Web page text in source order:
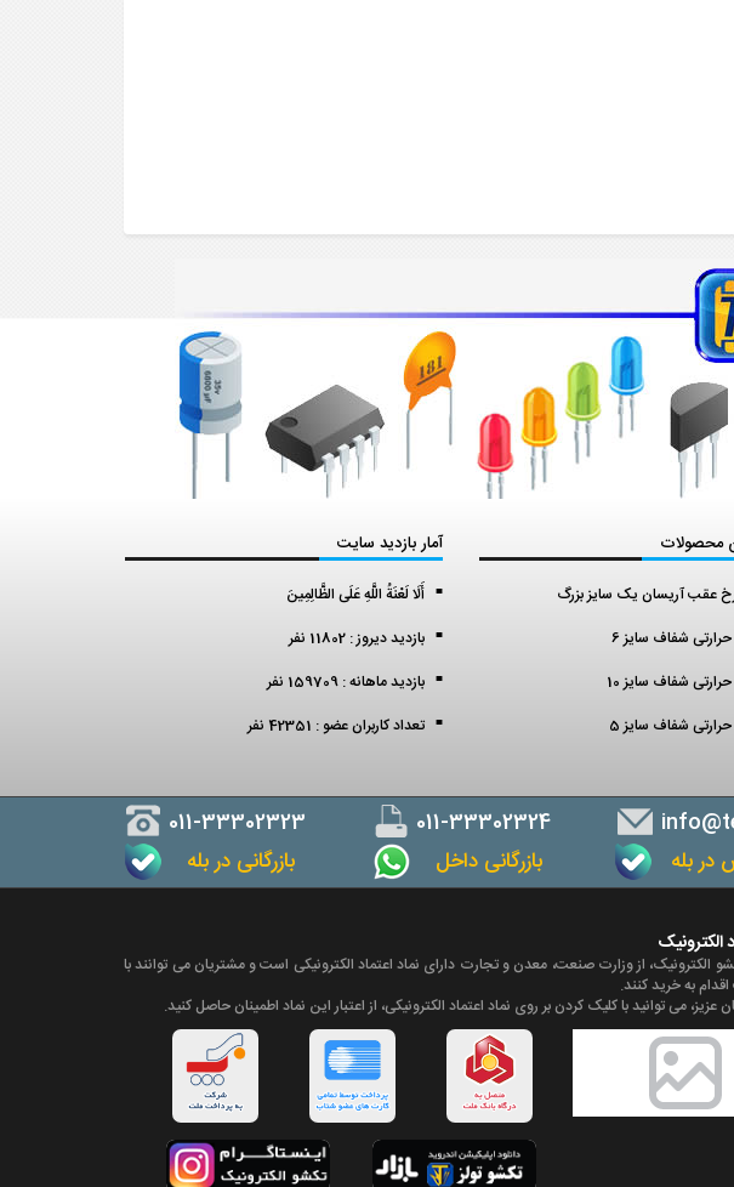
محصولات
عقب آریسان یک سایز بزرگ
شفاف سایز 6
شفاف سایز 10
شفاف سایز 5
آمار بازدید سایت
أَلَا لَعْنَةُ اللَّهِ عَلَى الظَّالِمِينَ
بازدید دیروز : 11802 نفر
بازدید ماهانه : 159709 نفر
تعداد کاربران عضو : 42351 نفر
011-33302324
011-33302323
در بله
بازرگانی داخل بازرگانی در بله
الکترونیک
الکترونیک، از وزارت صنعت، معدن و تجارت دارای نماد اعتماد الکترونیکی است و مشتریان می توانند با
به خرید کنند.
عزیز، می توانید با کلیک کردن بر روی نماد اعتماد الکترونیکی، از اعتبار این نماد اطمینان حاصل کنید.